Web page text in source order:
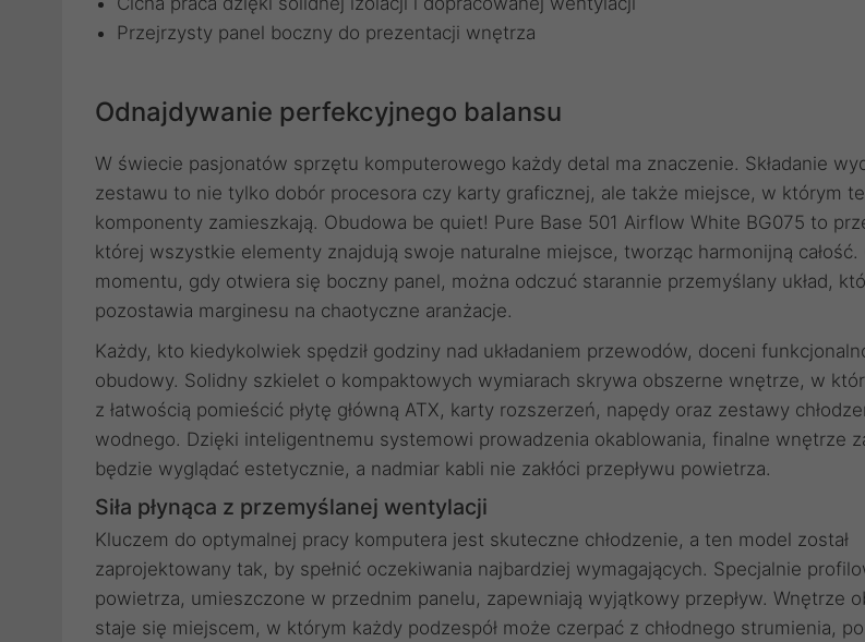
Przejrzysty panel boczny do prezentacji wnętrza
Odnajdywanie perfekcyjnego balansu
W świecie pasjonatów sprzętu komputerowego każdy detal ma znaczenie. Składanie
zestawu to nie tylko dobór procesora czy karty graficznej, ale także miejsce, w którym te
komponenty zamieszkają. Obudowa be quiet! Pure Base 501 Airflow White BG075 to
której wszystkie elementy znajdują swoje naturalne miejsce, tworząc harmonijną całość.
momentu, gdy otwiera się boczny panel, można odczuć starannie przemyślany układ,
pozostawia marginesu na chaotyczne aranżacje.
Każdy, kto kiedykolwiek spędził godziny nad układaniem przewodów, doceni
obudowy. Solidny szkielet o kompaktowych wymiarach skrywa obszerne wnętrze, w
z łatwością pomieścić płytę główną ATX, karty rozszerzeń, napędy oraz zestawy
wodnego. Dzięki inteligentnemu systemowi prowadzenia okablowania, finalne wnętrze
będzie wyglądać estetycznie, a nadmiar kabli nie zakłóci przepływu powietrza.
Siła płynąca z przemyślanej wentylacji
Kluczem do optymalnej pracy komputera jest skuteczne chłodzenie, a ten model został
zaprojektowany tak, by spełnić oczekiwania najbardziej wymagających. Specjalnie
powietrza, umieszczone w przednim panelu, zapewniają wyjątkowy przepływ. Wnętrze
staje się miejscem, w którym każdy podzespół może czerpać z chłodnego strumienia,